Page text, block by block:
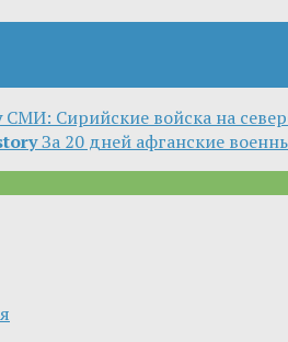
СМИ: Сирийские войска на
За 20 дней афганские